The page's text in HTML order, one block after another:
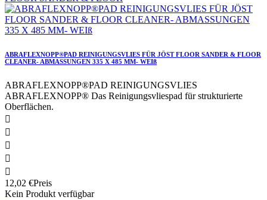
ABRAFLEXNOPP®PAD REINIGUNGSVLIES FÜR JÖST FLOOR SANDER & FLOOR
CLEANER- ABMASSUNGEN 335 X 485 MM- WEIß
ABRAFLEXNOPP®PAD REINIGUNGSVLIES
ABRAFLEXNOPP® Das Reinigungsvliespad für strukturierte
Oberflächen.





12,02 €Preis
Kein Produkt verfügbar